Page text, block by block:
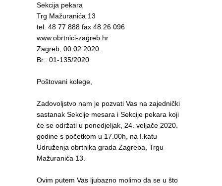
Sekcija pekara
Trg Mažuranića 13
tel. 48 77 888 fax 48 26 096
www.obrtnici-zagreb.hr
Zagreb, 00.02.2020.
Br.: 01-135/2020
Poštovani kolege,
Zadovoljstvo nam je pozvati Vas na zajednički
sastanak Sekcije mesara i Sekcije pekara koji
će se održati u ponedjeljak, 24. veljače 2020.
godine s početkom u 17.00h, na I.katu
Udruženja obrtnika grada Zagreba, Trgu
Mažuranića 13.
Ovim putem Vas ljubazno molimo da se u što